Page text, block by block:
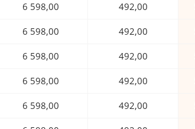
6 598,00 492,00
6 598,00 492,00
6 598,00 492,00
6 598,00 492,00
6 598,00 492,00